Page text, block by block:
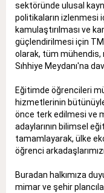
sektöründe ulusal
politikaların izlenmesi
kamulaştırılması ve
güçlendirilmesi için
olarak, tüm mühendis,
Sıhhiye Meydanı'na
Eğitimde öğrencileri
hizmetlerinin
önce terk edilmesi ve
adaylarının bilimsel
tamamlayarak, ülke
öğrenci
Buradan halkımıza
mimar ve şehir